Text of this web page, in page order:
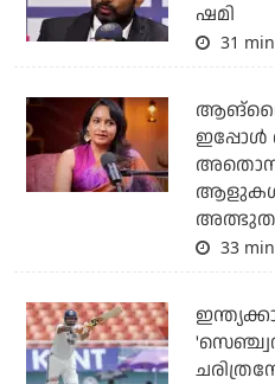
ഷമി
31
ഇപ്പോൾ
33